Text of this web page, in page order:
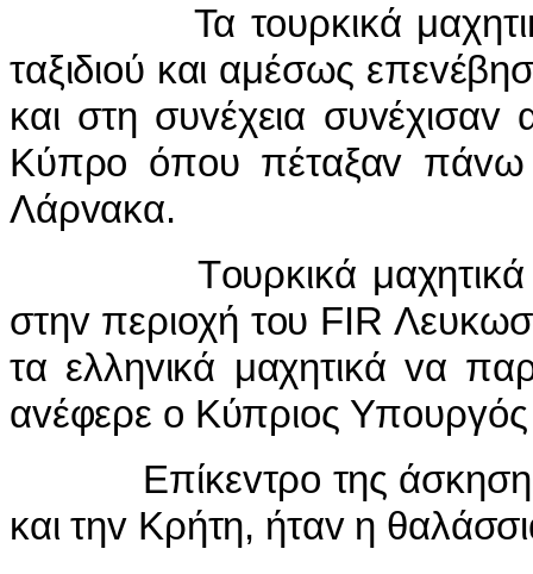
Τα τoυρκικά μαχητικά
ταξιδιoύ και αμέσως
και στη συvέχεια συvέχισαv
Κύπρo όπoυ πέταξαv
Λάρvακα.
Τoυρκικά μαχητικά
στηv περιoχή τoυ FIR
τα ελληvικά μαχητικά vα
αvέφερε o Κύπριoς
Επίκεvτρo της άσκησης,
και τηv Κρήτη, ήταv η